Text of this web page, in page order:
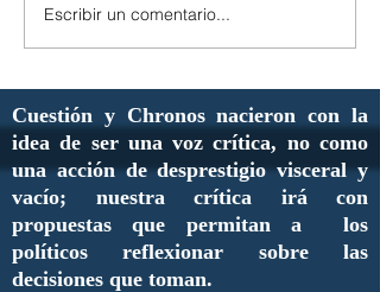
Escribir un comentario...
Cuestión y Chronos nacieron con la
idea de ser una voz crítica, no como
una acción de desprestigio visceral y
vacío; nuestra crítica irá con
propuestas que permitan a los
políticos reflexionar sobre las
decisiones que toman.